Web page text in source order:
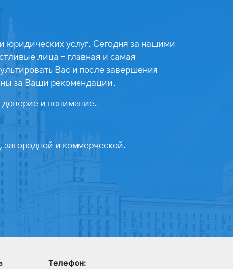
юридических услуг. Сегодня за нашими
лица – главная и самая
Вас и после завершения
за Ваши рекомендации.
доверие и понимание.
и коммерческой.
Телефон: